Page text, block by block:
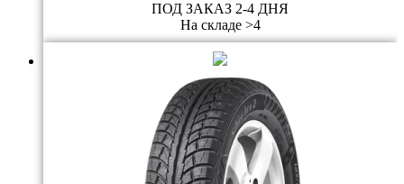
ПОД ЗАКАЗ 2-4 ДНЯ
На складе >4